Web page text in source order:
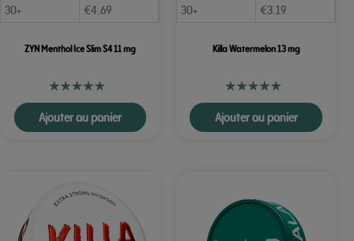
30+
€4.69
ZYN Menthol Ice Slim S4 11 mg
Ajouter au panier
30+
€3.19
Killa Watermelon 13 mg
Ajouter au panier